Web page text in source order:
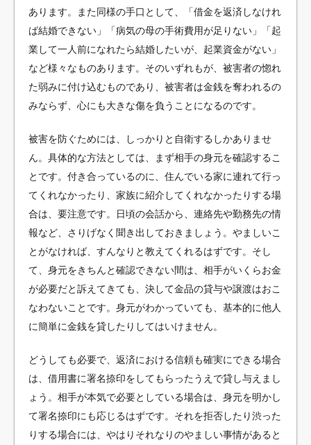
あります。また同様の手口として、「借金を返済しなけれ
ば結婚できない」「病気の母の手術費用が足りない」「起
業して一人前になれたら結婚したいが、起業資金がない」
など様々なものあります。そのいずれもが、被害者の惚れ
た弱みに付け込むものであり、被害者は金銭を奪われるの
みならず、心にも大きな傷を負うことになるのです。
被害を防ぐためには、しっかりと自衛するしかありませ
ん。具体的な方法としては、まず相手の身元を確認するこ
とです。付き合っているのに、住んでいる家に連れて行っ
てくれなかったり、家族に紹介してくれなかったりする場
合は、要注意です。日頃の会話から、連絡先や勤務先の情
報など、さりげなく聞き出しておきましょう。やましいこ
とがなければ、すんなりと教えてくれるはずです。そし
て、身元をきちんと確認できない間は、相手がいくらお金
が必要だと訴えてきても、決して金品の貸与や譲渡はおこ
なわないことです。身元がわかっていても、基本的に他人
に簡単に金銭を貸したりしてはいけません。
どうしても必要で、返済における信頼も確実にできる場合
は、借用書に署名捺印をしてもらったうえで貸し与えまし
ょう。相手が本気で必要としている場合は、身元を明かし
て署名捺印にも応じるはずです。それを拒否したり渋った
りする場合には、やはりそれなりのやましい事情があると